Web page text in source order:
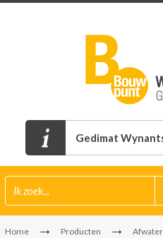
Gedimat
Home Producten